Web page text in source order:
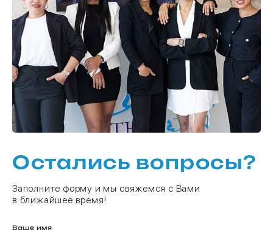
Остались вопросы?
Заполните форму и мы свяжемся с Вами
в ближайшее время!
Ваше имя